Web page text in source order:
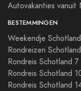
Autovakanties vanuit
BESTEMMINGEN
Weekendje Schotland
Rondreizen Schotland
Rondreis Schotland
Rondreis Schotland
Rondreis Schotland